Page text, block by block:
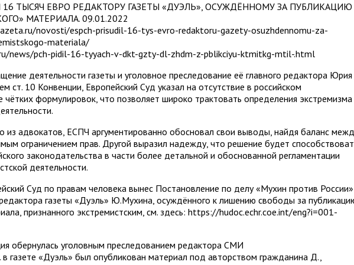
ТЫСЯЧ ЕВРО РЕДАКТОРУ ГАЗЕТЫ «ДУЭЛЬ», ОСУЖДЁННОМУ ЗА ПУБЛИКАЦИЮ
МАТЕРИАЛА. 09.01.2022
novosti/espch-prisudil-16-tys-evro-redaktoru-gazety-osuzhdennomu-za-
materiala/
news/pch-pidil-16-tyyach-v-dkt-gzty-dl-zhdm-z-pblikciyu-ktmitkg-mtil-.html
деятельности газеты и уголовное преследование её главного редактора Юрия
ст. 10 Конвенции, Европейский Суд указал на отсутствие в российском
чётких формулировок, что позволяет широко трактовать определения
из адвокатов, ЕСПЧ аргументированно обосновал свои выводы, найдя баланс
ограничением прав. Другой выразил надежду, что решение будет
законодательства в части более детальной и обоснованной регламентации
деятельности.
Суд по правам человека вынес Постановление по делу «Мухин против
газеты «Дуэль» Ю.Мухина, осуждённого к лишению свободы за
признанного экстремистским, см. здесь: https://hudoc.echr.coe.int/eng?i=001-
обернулась уголовным преследованием редактора СМИ
газете «Дуэль» был опубликован материал под авторством гражданина Д.,